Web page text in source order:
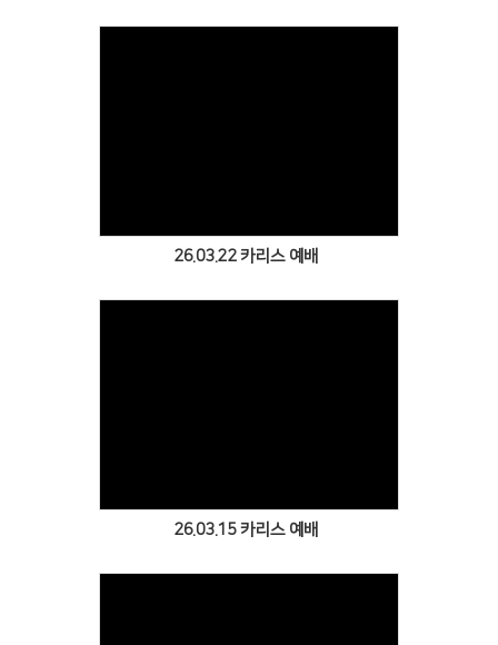
26.03.22 카리스 예배
26.03.15 카리스 예배